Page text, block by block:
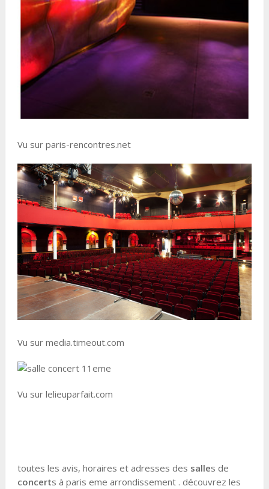
Vu sur paris-rencontres.net
Vu sur media.timeout.com
Vu sur lelieuparfait.com
toutes les avis, horaires et adresses des salles de
concerts à paris eme arrondissement . découvrez les